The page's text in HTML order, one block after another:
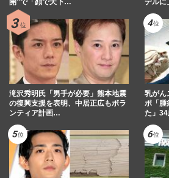
開”で「顔で天下…
デル
滝沢秀明氏「男手が必要」熊本地震
の復興支援を表明、中居正広もボラ
ンティア計画…
乳がん
ポ「腫
た」